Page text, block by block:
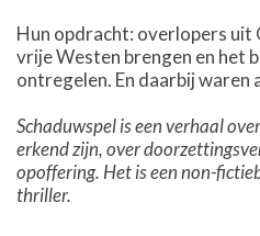
Hun opdracht: overlopers
vrije Westen brengen en het
ontregelen. En daarbij
Schaduwspel is een verhaal
erkend zijn, over
opoffering. Het is een non-
thriller.